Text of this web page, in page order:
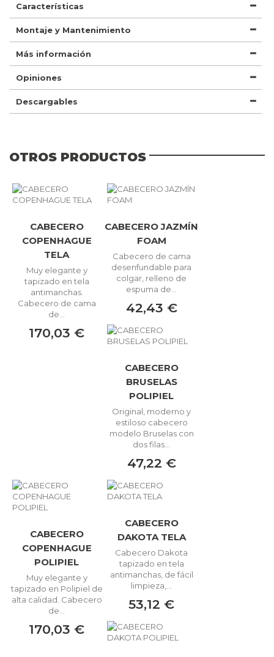
Características
Montaje y Mantenimiento
Más información
Opiniones
Descargables
OTROS PRODUCTOS
CABECERO
COPENHAGUE
TELA
Muy elegante y
tapizado en tela
antimanchas.
Cabecero de cama
de...
170,03 €
CABECERO JAZMÍN
FOAM
Cabecero de cama
desenfundable para
colgar, relleno de
espuma de...
42,43 €
CABECERO
BRUSELAS
POLIPIEL
Original, moderno y
estiloso cabecero
modelo Bruselas con
dos filas...
47,22 €
CABECERO
COPENHAGUE
POLIPIEL
Muy elegante y
tapizado en Polipiel de
alta calidad. Cabecero
de...
170,03 €
CABECERO
DAKOTA TELA
Cabecero Dakota
tapizado en tela
antimanchas, de fácil
limpieza,...
53,12 €